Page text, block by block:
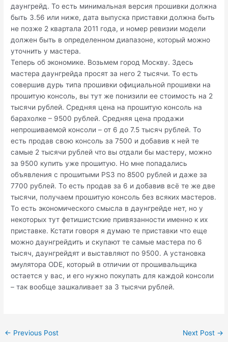
даунгрейд. То есть минимальная версия прошивки должна
быть 3.56 или ниже, дата выпуска приставки должна быть
не позже 2 квартала 2011 года, и номер ревизии модели
должен быть в определенном диапазоне, который можно
уточнить у мастера.
Теперь об экономике. Возьмем город Москву. Здесь
мастера даунгрейда просят за него 2 тысячи. То есть
совершив дурь типа прошивки официальной прошивки на
прошитую консоль, вы тут же понизили ее стоимость на 2
тысячи рублей. Средняя цена на прошитую консоль на
барахолке – 9500 рублей. Средняя цена продажи
непрошиваемой консоли – от 6 до 7.5 тысяч рублей. То
есть продав свою консоль за 7500 и добавив к ней те
самые 2 тысячи рублей что вы отдали бы мастеру, можно
за 9500 купить уже прошитую. Но мне попадались
объявления с прошитыми PS3 по 8500 рублей и даже за
7700 рублей. То есть продав за 6 и добавив всё те же две
тысячи, получаем прошитую консоль без всяких мастеров.
То есть экономического смысла в даунгрейде нет, но у
некоторых тут фетишистские привязанности именно к их
приставке. Кстати говоря я думаю те приставки что еще
можно даунгрейдить и скупают те самые мастера по 6
тысяч, даунгрейдят и выставляют по 9500. А установка
эмулятора ODE, который в отличии от прошивальщика
остается у вас, и его нужно покупать для каждой консоли
– так вообще зашкаливает за 3 тысячи рублей.
Post
← Previous Post Next Post →